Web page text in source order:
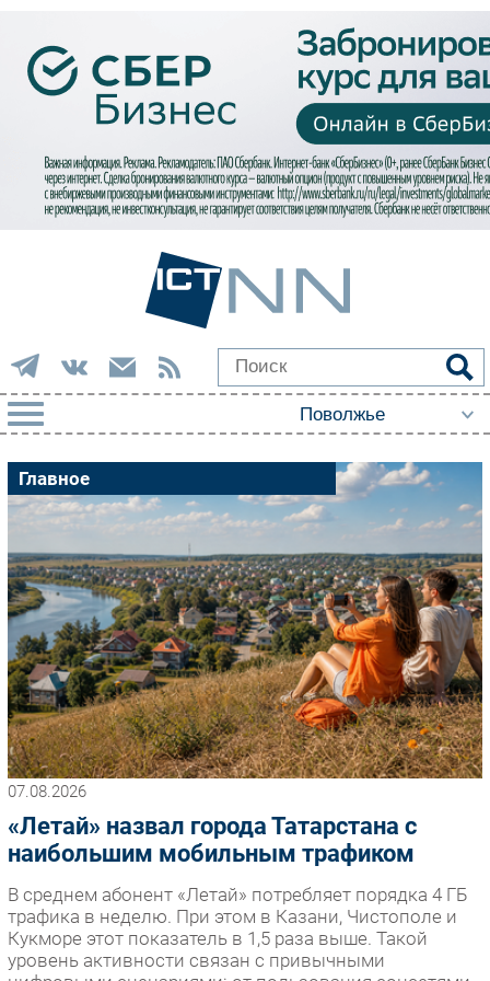
РУБРИКИ
Импорто­замещение
Автоматизация Промышленности
Интернет
Мобильная связь
Фиксированная связь
Интеграция
Рынок ПК
Маркетинг
Торговые сети
Оборудование
ПО
Outsourcing
Кадры
Регулирование
Финансы
Главное
07.08.2026
«Летай» назвал города Татарстана с
наибольшим мобильным трафиком
В среднем абонент «Летай» потребляет порядка 4 ГБ
трафика в неделю. При этом в Казани, Чистополе и
Кукморе этот показатель в 1,5 раза выше. Такой
уровень активности связан с привычными